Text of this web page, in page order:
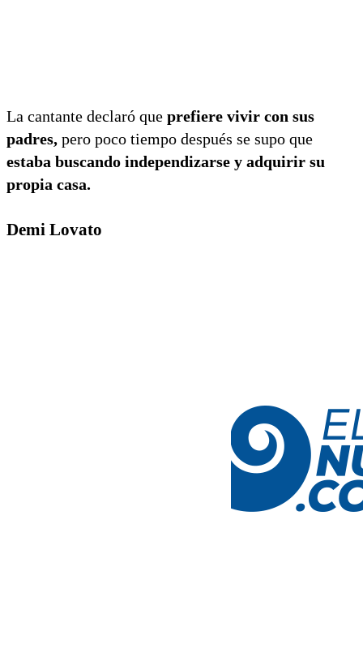
La cantante declaró que prefiere vivir con sus
padres, pero poco tiempo después se supo que
estaba buscando independizarse y adquirir su
propia casa.
Demi Lovato